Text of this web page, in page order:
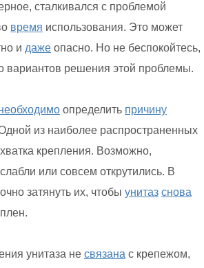
сталкивался с проблемой
время использования. Это может
и даже опасно. Но не беспокойтесь,
вариантов решения этой проблемы.
определить причину
из наиболее распространенных
крепления. Возможно,
или совсем открутились. В
затянуть их, чтобы унитаз снова
унитаза не связана с крепежом,